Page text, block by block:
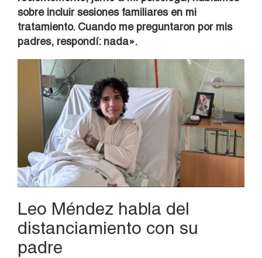
sobre incluir sesiones familiares en mi
tratamiento. Cuando me preguntaron por mis
padres, respondí: nada».
Leo Méndez habla del
distanciamiento con su
padre